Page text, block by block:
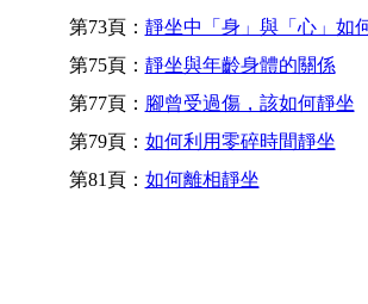
第73頁： 靜坐中「身」與「心」如
第75頁： 靜坐與年齡身體的關係
第77頁： 腳曾受過傷，該如何靜坐
第79頁： 如何利用零碎時間靜坐
第81頁： 如何離相靜坐